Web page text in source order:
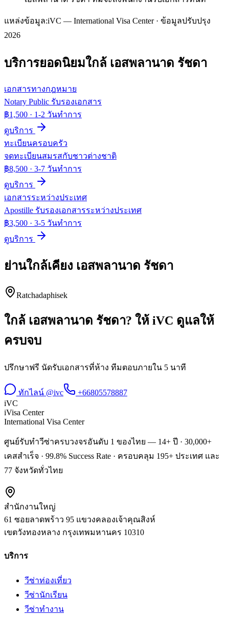
แหล่งข้อมูล:iVC — International Visa Center · ข้อมูลปรับปรุง
2026
บริการยอดนิยมใกล้ เอสพลานาด รัชดา
เอกสารทางกฎหมาย
Notary Public รับรองเอกสาร
฿1,500 · 1-2 วันทำการ
ดูบริการ
ทะเบียนครอบครัว
จดทะเบียนสมรสกับชาวต่างชาติ
฿8,500 · 3-7 วันทำการ
ดูบริการ
เอกสารระหว่างประเทศ
Apostille รับรองเอกสารระหว่างประเทศ
฿3,500 · 3-5 วันทำการ
ดูบริการ
ย่านใกล้เคียง เอสพลานาด รัชดา
Ratchadaphisek
ใกล้ เอสพลานาด รัชดา? ให้ iVC ดูแลให้
ครบจบ
ปรึกษาฟรี นัดรับเอกสารที่ห้าง ทีมตอบภายใน 5 นาที
ทักไลน์ @ivc
+66805578887
iVC
iVisa Center
International Visa Center
ศูนย์รับทำวีซ่าครบวงจรอันดับ 1 ของไทย — 14+ ปี · 30,000+
เคสสำเร็จ · 99.8% Success Rate · ครอบคลุม 195+ ประเทศ และ
77 จังหวัดทั่วไทย
สำนักงานใหญ่
61 ซอยลาดพร้าว 95 แขวงคลองเจ้าคุณสิงห์
เขตวังทองหลาง กรุงเทพมหานคร 10310
บริการ
วีซ่าท่องเที่ยว
วีซ่านักเรียน
วีซ่าทำงาน